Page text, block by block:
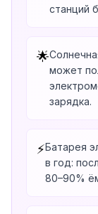
станций
🌟
может
зарядка.
⚡Батарея
в год:
80–90%